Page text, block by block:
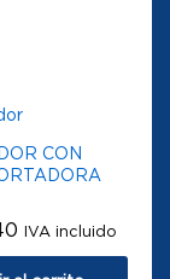
CON
IVA incluido